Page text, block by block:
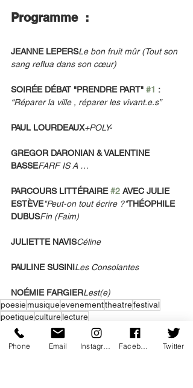
Programme  :
JEANNE LEPERSLe bon fruit mûr (Tout son
sang reflua dans son cœur)
SOIRÉE DÉBAT "PRENDRE PART" #1 :
“Réparer la ville , réparer les vivant.e.s”
PAUL LOURDEAUX+POLY-
GREGOR DARONIAN & VALENTINE
BASSEFARF IS A …
PARCOURS LITTÉRAIRE #2 AVEC JULIE
ESTÈVE"Peut-on tout écrire ?"THÉOPHILE
DUBUSFin (Faim)
JULIETTE NAVISCéline
PAULINE SUSINILes Consolantes
NOÉMIE FARGIERLest(e)
poesiemusiqueevenementtheatrefestival
poetiqueculturelecture
Théâtre
Festival
Phone Email Twitter